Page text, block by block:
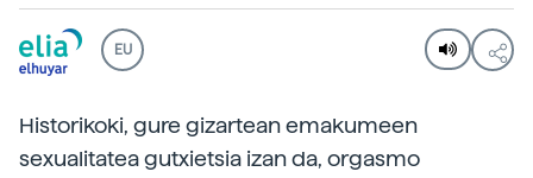
EU
Historikoki, gure gizartean emakumeen
sexualitatea gutxietsia izan da, orgasmo